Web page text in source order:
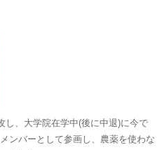
し、大学院在学中(後に中退)に今で
ンバーとして参画し、農薬を使わな